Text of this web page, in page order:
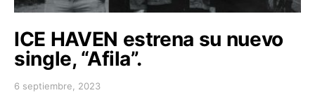
ICE HAVEN estrena su nuevo
single, “Afila”.
Posted on
6 septiembre, 2023